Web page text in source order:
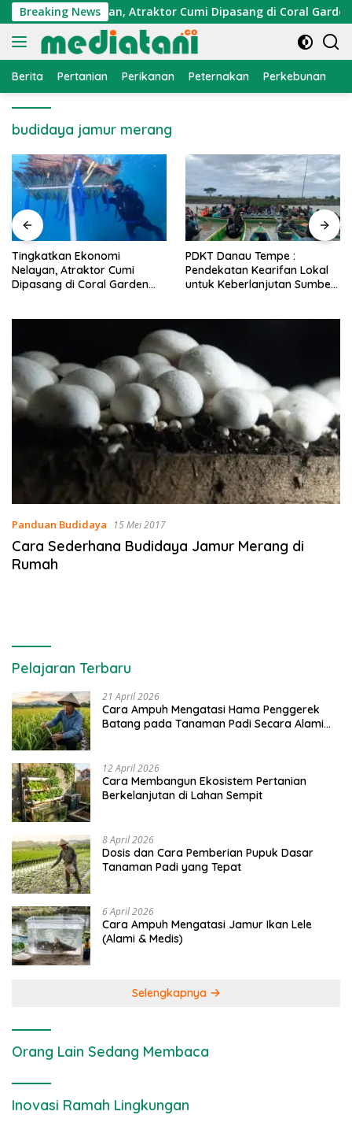
Langsung
ke
konten
Breaking News
Nelayan, Atraktor Cumi Dipasang di Coral Garden
Berita Pertanian Perikanan Peternakan Perkebunan
budidaya jamur merang
PDKT Danau Tempe :
Pendekatan Kearifan Lokal
untuk Keberlanjutan Sumber
Cara Mengatasi
PMK pada Sapi Perah
Alami dan Medis
Panduan Budidaya 15 Mei 2017
Cara Sederhana Budidaya Jamur Merang di
Rumah
Pelajaran Terbaru
21 April 2026
Cara Ampuh Mengatasi Hama Penggerek
Batang pada Tanaman Padi Secara Alami
12 April 2026
Cara Membangun Ekosistem Pertanian
Berkelanjutan di Lahan Sempit
8 April 2026
Dosis dan Cara Pemberian Pupuk Dasar
Tanaman Padi yang Tepat
6 April 2026
Cara Ampuh Mengatasi Jamur Ikan Lele
(Alami & Medis)
Selengkapnya
Orang Lain Sedang Membaca
Inovasi Ramah Lingkungan